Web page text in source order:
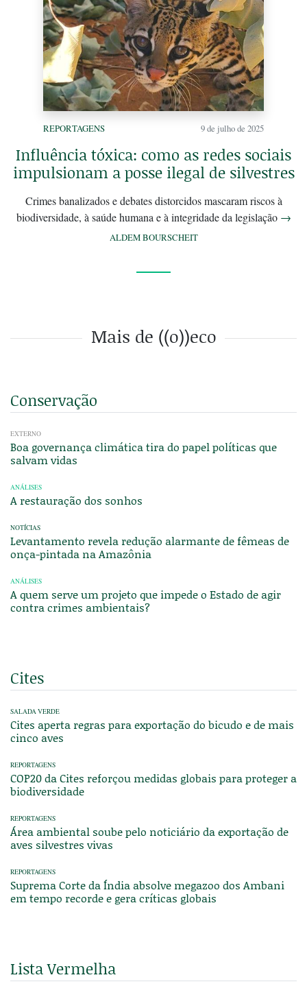
REPORTAGENS 9 de julho de 2025
Influência tóxica: como as redes sociais
impulsionam a posse ilegal de silvestres
Crimes banalizados e debates distorcidos mascaram riscos à
biodiversidade, à saúde humana e à integridade da legislação →
ALDEM BOURSCHEIT
Mais de ((o))eco
Conservação
EXTERNO
Boa governança climática tira do papel políticas que
salvam vidas
ANÁLISES
A restauração dos sonhos
NOTÍCIAS
Levantamento revela redução alarmante de fêmeas de
onça-pintada na Amazônia
ANÁLISES
A quem serve um projeto que impede o Estado de agir
contra crimes ambientais?
Cites
SALADA VERDE
Cites aperta regras para exportação do bicudo e de mais
cinco aves
REPORTAGENS
COP20 da Cites reforçou medidas globais para proteger a
biodiversidade
REPORTAGENS
Área ambiental soube pelo noticiário da exportação de
aves silvestres vivas
REPORTAGENS
Suprema Corte da Índia absolve megazoo dos Ambani
em tempo recorde e gera críticas globais
Lista Vermelha